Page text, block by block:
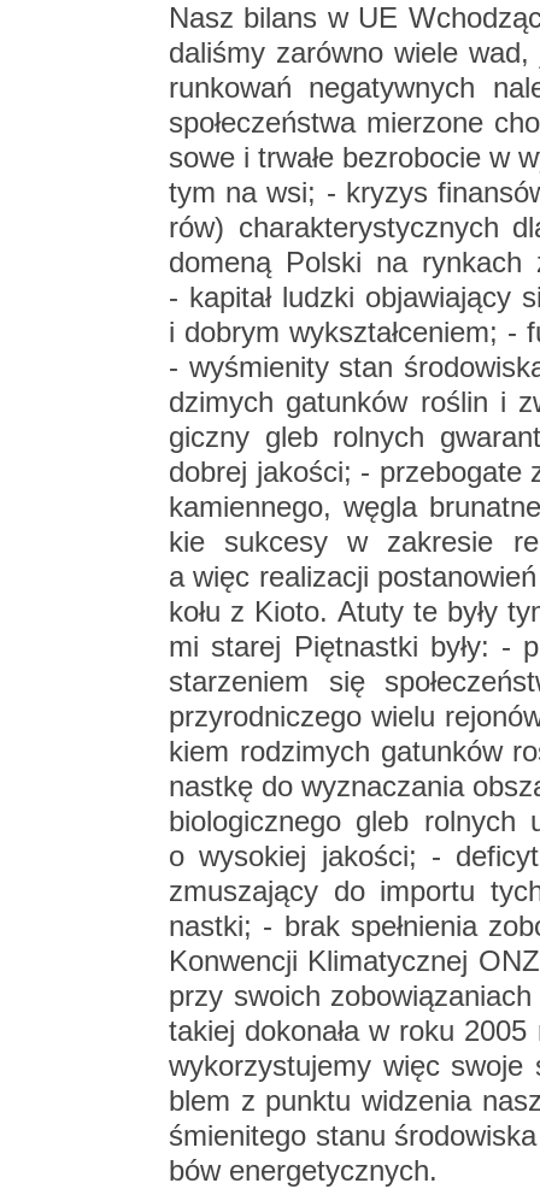
Nasz bi­lans w UE
da­li­śmy za­rów­no wiele
run­ko­wań ne­ga­tyw­nych
spo­łe­czeń­stwa mie­rzo­ne
so­we i trwa­łe bez­ro­bo­cie w
tym na wsi; - kry­zys
rów) cha­rak­te­ry­stycz­nych
do­me­ną Pol­ski na ryn­kach
- ka­pi­tał ludz­ki ob­ja­wia­ją­cy
i do­brym wy­kształ­ce­niem; -
- wy­śmie­ni­ty stan
dzi­mych ga­tun­ków ro­ślin i
gicz­ny gleb rol­nych
do­brej ja­ko­ści; - prze­bo­ga­te
ka­mien­ne­go, węgla
kie suk­ce­sy w za­kre­sie
a więc re­ali­za­cji
ko­łu z Kioto. Atuty te były
mi sta­rej Pięt­nast­ki były: -
sta­rze­niem się
przy­rod­ni­cze­go wielu
kiem ro­dzi­mych ga­tun­ków
nast­kę do wy­zna­cza­nia
bio­lo­gicz­ne­go gleb rol­nych
o wy­so­kiej ja­ko­ści; -
zmu­sza­ją­cy do im­por­tu
nast­ki; - brak speł­nie­nia
Kon­wen­cji Kli­ma­tycz­nej
przy swo­ich
ta­kiej do­ko­na­ła w roku
wy­ko­rzy­stu­je­my więc
blem z punk­tu wi­dze­nia
śmie­ni­te­go stanu
bów ener­ge­tycz­nych.